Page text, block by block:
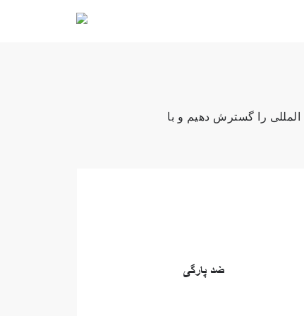
را گسترش دهیم و با
ضد پارگی